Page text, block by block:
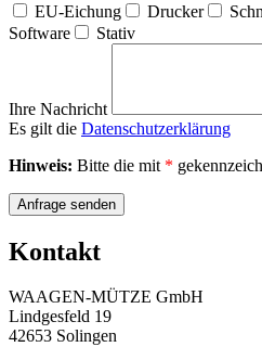
EU-Eichung
Drucker
Software
Stativ
Ihre Nachricht
Es gilt die Datenschutzerklärung
Hinweis: Bitte die mit *
Anfrage senden
Kontakt
WAAGEN-MÜTZE GmbH
Lindgesfeld 19
42653 Solingen